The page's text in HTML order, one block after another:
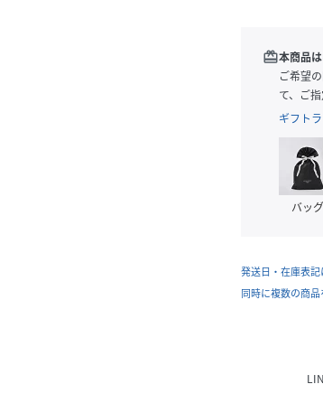
redeem本商品
ご希望
て、ご
ギフト
バッグ
発送日・在庫表記
同時に複数の商